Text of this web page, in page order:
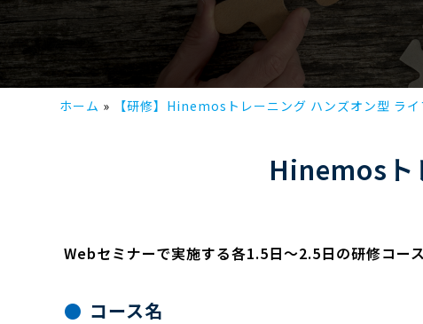
AI基盤による 異常検知支援サー
基盤設定の自動化特集
ホーム 【研修】Hinemosトレーニング ハンズオン型 ラ
Hinemosト
Webセミナーで実施する各1.5日～2.5日の研修コー
コース名